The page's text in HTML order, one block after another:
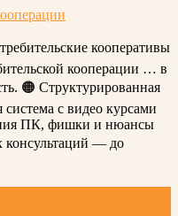
кооперативы
кооперации … в
🟠 Структурированная
с видео курсами
ПК, фишки и нюансы
— до